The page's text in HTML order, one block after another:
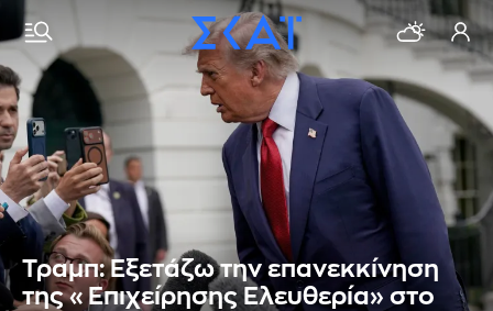
Τραμπ: Εξετάζω την επανεκκίνηση
της «Επιχείρησης Ελευθερία» στο